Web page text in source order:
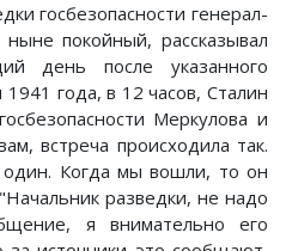
госбезопасности генерал-
покойный, рассказывал
день после указанного
года, в 12 часов, Сталин
Меркулова и
встреча происходила так.
один. Когда мы вошли, то он
разведки, не надо
я внимательно его